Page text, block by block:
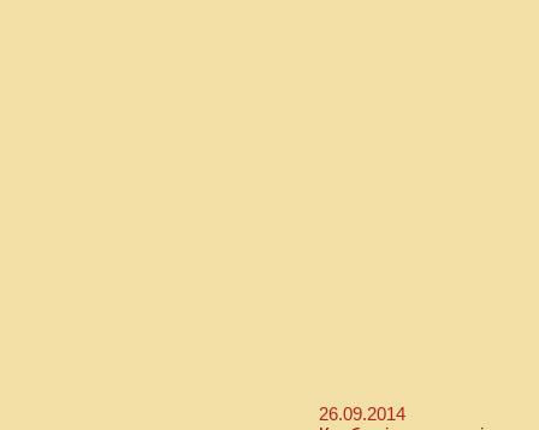
26.09.2014